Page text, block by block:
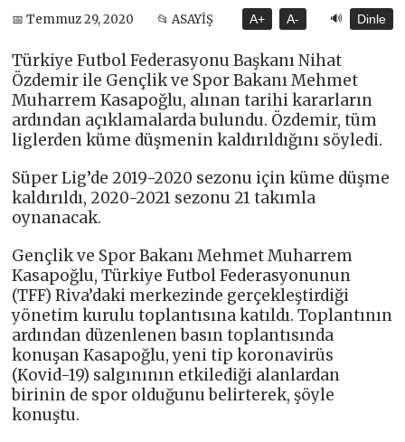
📅 Temmuz 29, 2020 📂 ASAYİŞ A+ A- 🔊 Dinle
Türkiye Futbol Federasyonu Başkanı Nihat
Özdemir ile Gençlik ve Spor Bakanı Mehmet
Muharrem Kasapoğlu, alınan tarihi kararların
ardından açıklamalarda bulundu. Özdemir, tüm
liglerden küme düşmenin kaldırıldığını söyledi.
Süper Lig’de 2019-2020 sezonu için küme düşme
kaldırıldı, 2020-2021 sezonu 21 takımla
oynanacak.
Gençlik ve Spor Bakanı Mehmet Muharrem
Kasapoğlu, Türkiye Futbol Federasyonunun
(TFF) Riva’daki merkezinde gerçekleştirdiği
yönetim kurulu toplantısına katıldı. Toplantının
ardından düzenlenen basın toplantısında
konuşan Kasapoğlu, yeni tip koronavirüs
(Kovid-19) salgınının etkilediği alanlardan
birinin de spor olduğunu belirterek, şöyle
konuştu.